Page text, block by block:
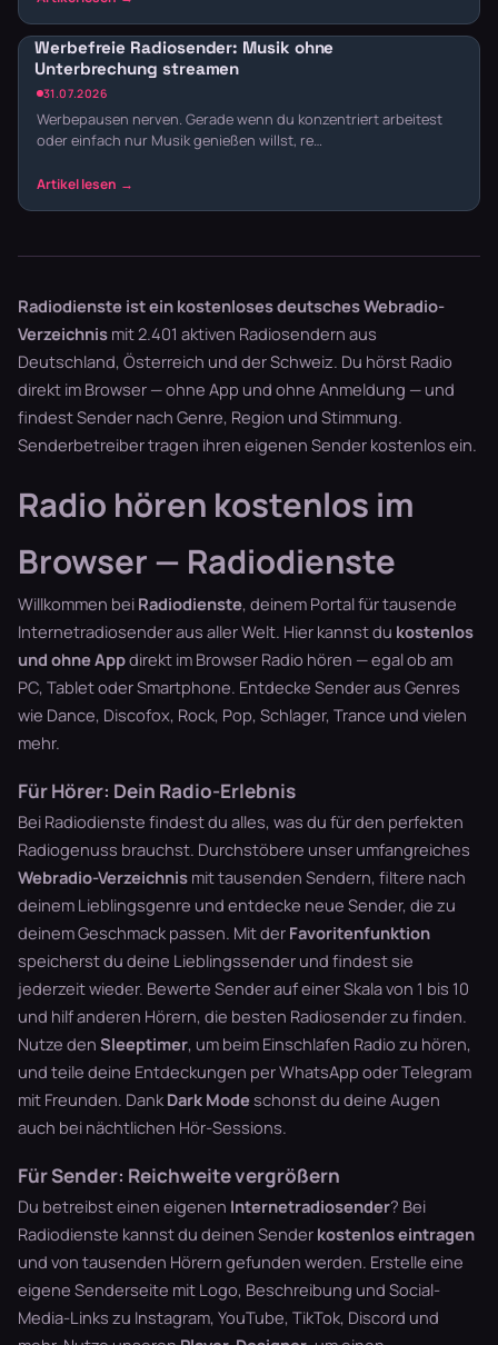
31.07.2026
Werbefreie Radiosender: Musik ohne
Unterbrechung streamen
Werbepausen nerven. Gerade wenn du konzentriert arbeitest
oder einfach nur Musik genießen willst, re…
Radiodienste ist ein kostenloses deutsches Webradio-
Verzeichnis mit 2.401 aktiven Radiosendern aus
Deutschland, Österreich und der Schweiz. Du hörst Radio
direkt im Browser — ohne App und ohne Anmeldung — und
findest Sender nach Genre, Region und Stimmung.
Senderbetreiber tragen ihren eigenen Sender kostenlos ein.
Radio hören kostenlos im
Browser — Radiodienste
Willkommen bei Radiodienste, deinem Portal für tausende
Internetradiosender aus aller Welt. Hier kannst du kostenlos
und ohne Appdirekt im Browser Radio hören — egal ob am
PC, Tablet oder Smartphone. Entdecke Sender aus Genres
wie Dance, Discofox, Rock, Pop, Schlager, Trance und vielen
mehr.
Für Hörer: Dein Radio-Erlebnis
Bei Radiodienste findest du alles, was du für den perfekten
Radiogenuss brauchst. Durchstöbere unser umfangreiches
Webradio-Verzeichnis mit tausenden Sendern, filtere nach
deinem Lieblingsgenre und entdecke neue Sender, die zu
deinem Geschmack passen. Mit der Favoritenfunktion
speicherst du deine Lieblingssender und findest sie
jederzeit wieder. Bewerte Sender auf einer Skala von 1 bis 10
und hilf anderen Hörern, die besten Radiosender zu finden.
Nutze den Sleeptimer, um beim Einschlafen Radio zu hören,
und teile deine Entdeckungen per WhatsApp oder Telegram
mit Freunden. Dank Dark Modeschonst du deine Augen
auch bei nächtlichen Hör-Sessions.
Für Sender: Reichweite vergrößern
Du betreibst einen eigenen Internetradiosender? Bei
Radiodienste kannst du deinen Sender kostenlos eintragen
und von tausenden Hörern gefunden werden. Erstelle eine
eigene Senderseite mit Logo, Beschreibung und Social-
Media-Links zu Instagram, YouTube, TikTok, Discord und